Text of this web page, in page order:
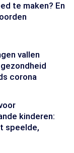
te maken? En
vallen
corona
kinderen:
speelde,